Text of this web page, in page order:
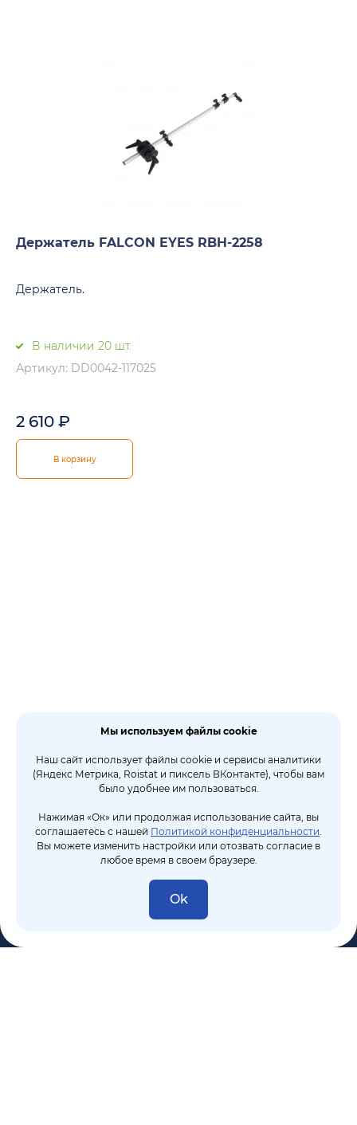
Держатель FALCON EYES RBH-2258
Держатель.
В наличии 20 шт.
Артикул: DD0042-117025
2 610 ₽
В корзину
Мы используем файлы cookie
Наш сайт использует файлы cookie и сервисы аналитики
(Яндекс Метрика, Roistat и пиксель ВКонтакте), чтобы вам
было удобнее им пользоваться.
Нажимая «Ок» или продолжая использование сайта, вы
соглашаетесь с нашей Политикой конфиденциальности.
Вы можете изменить настройки или отозвать согласие в
любое время в своем браузере.
Ok